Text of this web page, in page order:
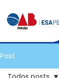
Post